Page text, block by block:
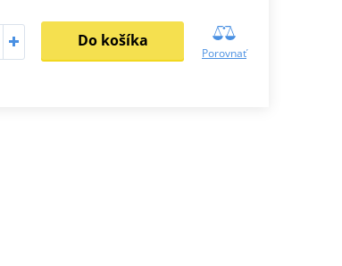
Do košíka
Porovnať